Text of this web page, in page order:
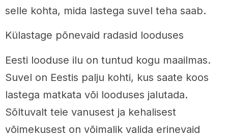
selle kohta, mida lastega suvel teha saab.
Külastage põnevaid radasid looduses
Eesti looduse ilu on tuntud kogu maailmas.
Suvel on Eestis palju kohti, kus saate koos
lastega matkata või looduses jalutada.
Sõltuvalt teie vanusest ja kehalisest
võimekusest on võimalik valida erinevaid